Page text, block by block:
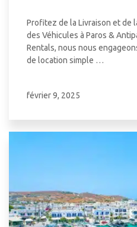
Profitez de la Livraison et de
des Véhicules à Paros &
Rentals, nous nous
de location simple …
février 9, 2025